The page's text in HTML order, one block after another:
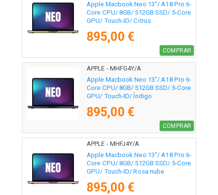
Apple Macbook Neo 13"/ A18 Pro 6-
Core CPU/ 8GB/ 512GB SSD/ 5-Core
GPU/ Touch-ID/ Citrus
895,00 €
COMPRAR
APPLE - MHFG4Y/A
Apple Macbook Neo 13"/ A18 Pro 6-
Core CPU/ 8GB/ 512GB SSD/ 5-Core
GPU/ Touch-ID/ Índigo
895,00 €
COMPRAR
APPLE - MHFJ4Y/A
Apple Macbook Neo 13"/ A18 Pro 6-
Core CPU/ 8GB/ 512GB SSD/ 5-Core
GPU/ Touch-ID/ Rosa nube
895,00 €